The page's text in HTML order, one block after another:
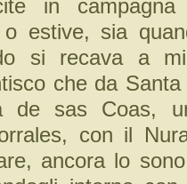
in campagna
o estive, sia
si recava a
che da
de sas Coas,
con il
ancora lo